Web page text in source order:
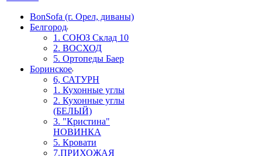
BonSofa (г. Орел, диваны)
Белгород
1. СОЮЗ Склад 10
2. ВОСХОД
5. Ортопеды Баер
Боринское
6, САТУРН
1. Кухонные углы
2. Кухонные углы
(БЕЛЫЙ)
3. "Кристина"
НОВИНКА
5. Кровати
7.ПРИХОЖАЯ